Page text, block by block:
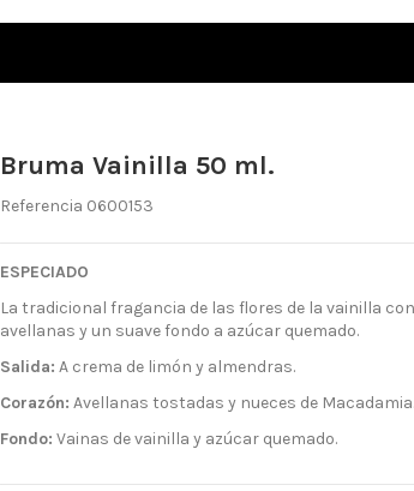
Bruma Vainilla 50 ml.
Referencia 0600153
ESPECIADO
La tradicional fragancia de las flores de la vainilla
avellanas y un suave fondo a azúcar quemado.
Salida: A crema de limón y almendras.
Corazón: Avellanas tostadas y nueces de Macadamia.
Fondo: Vainas de vainilla y azúcar quemado.